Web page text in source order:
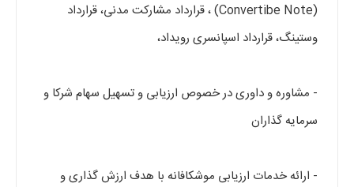
(Convertibe Note) ، قرارداد مشارکت مدنی، قرارداد
وستینگ، قرارداد اسپانسری رویداد،
- مشاوره و داوری در خصوص ارزیابی و تسهیل سهام شرکا و
سرمایه گذاران
- ارائه خدمات ارزیابی موشکافانه با هدف ارزش گذاری و